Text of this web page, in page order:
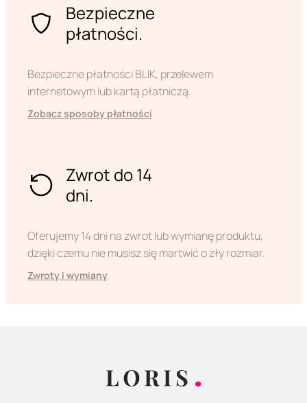
Bezpieczne
płatności.
Bezpieczne płatności BLIK, przelewem
internetowym lub kartą płatniczą.
Zobacz sposoby płatności
Zwrot do 14
dni.
Oferujemy 14 dni na zwrot lub wymianę produktu,
dzięki czemu nie musisz się martwić o zły rozmiar.
Zwroty i wymiany